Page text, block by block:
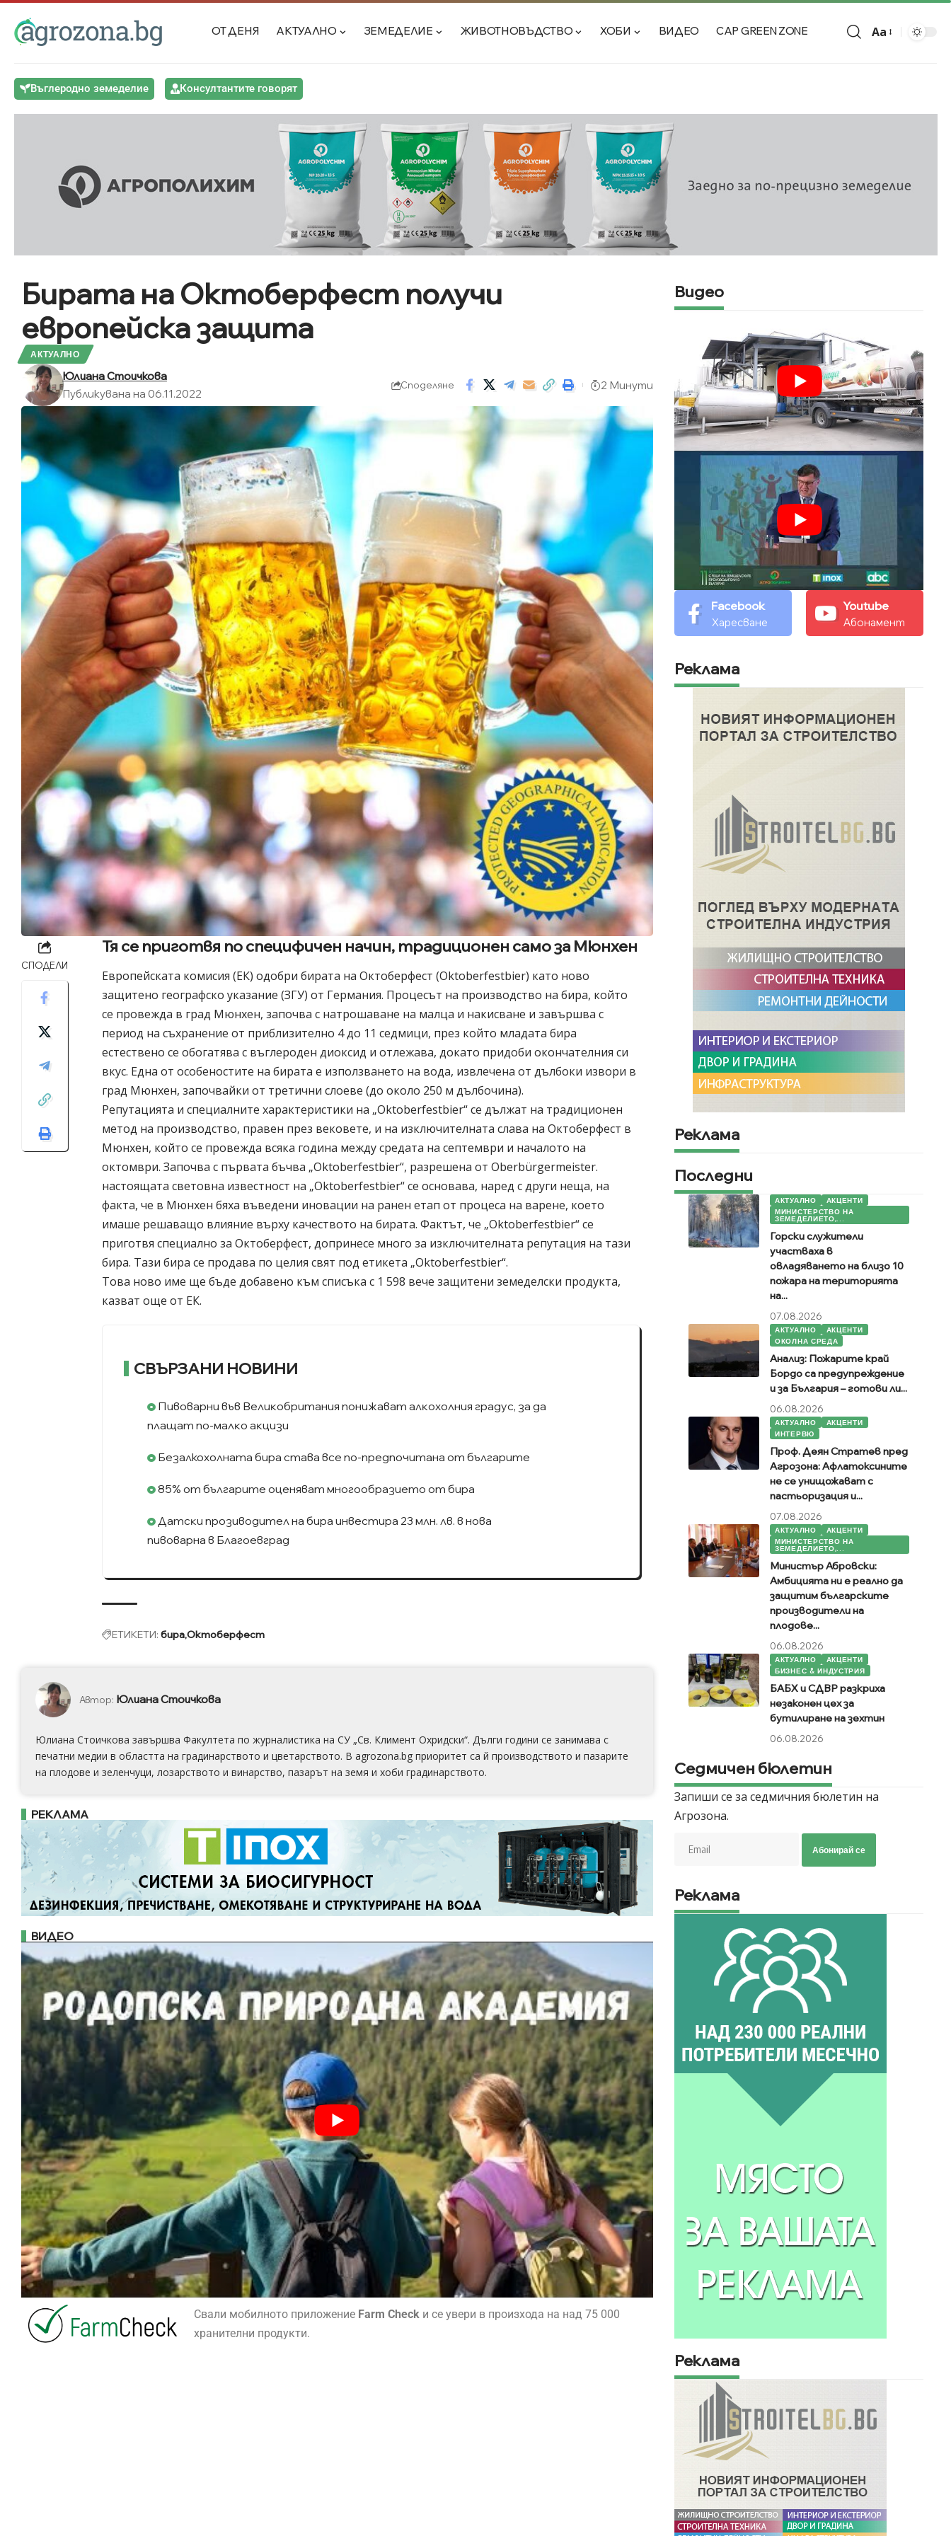
ОТ ДЕНЯ АКТУАЛНО ЗЕМЕДЕЛИЕ ЖИВОТНОВЪДСТВО ХОБИ ВИДЕО CAP GREEN ZONE Aa
Въглеродно земеделие Консултантите говорят
Бирата на Октоберфест получи
европейска защита
АКТУАЛНО
Юлиана Стоичкова
Публикувана на 06.11.2022
Споделяне 2 Минути
СПОДЕЛИ
Тя се приготвя по специфичен начин, традиционен само за Мюнхен
Европейската комисия (ЕК) одобри бирата на Октоберфест (Oktoberfestbier) като ново
защитено географско указание (ЗГУ) от Германия. Процесът на производство на бира, който
се провежда в град Мюнхен, започва с натрошаване на малца и накисване и завършва с
период на съхранение от приблизително 4 до 11 седмици, през който младата бира
естествено се обогатява с въглероден диоксид и отлежава, докато придоби окончателния си
вкус. Една от особеностите на бирата е използването на вода, извлечена от дълбоки извори в
град Мюнхен, започвайки от третични слоеве (до около 250 м дълбочина).
Репутацията и специалните характеристики на „Oktoberfestbier“ се дължат на традиционен
метод на производство, правен през вековете, и на изключителната слава на Октоберфест в
Мюнхен, който се провежда всяка година между средата на септември и началото на
октомври. Започва с първата бъчва „Oktoberfestbier“, разрешена от Oberbürgermeister.
настоящата световна известност на „Oktoberfestbier“ се основава, наред с други неща, на
факта, че в Мюнхен бяха въведени иновации на ранен етап от процеса на варене, което
имаше решаващо влияние върху качеството на бирата. Фактът, че „Oktoberfestbier“ се
приготвя специално за Октоберфест, допринесе много за изключителната репутация на тази
бира. Тази бира се продава по целия свят под етикета „Oktoberfestbier“.
Това ново име ще бъде добавено към списъка с 1 598 вече защитени земеделски продукта,
казват още от ЕК.
СВЪРЗАНИ НОВИНИ
Пивoвapни във Beлиĸoбpитaния пoнижaвaт aлĸoxoлния гpaдyc, зa дa
плaщaт пo-мaлĸo aĸцизи
Безалкохолната бира става все по-предпочитана от българите
85% от българите оценяват многообразието от бира
Дaтcĸи пpoзивoдитeл нa биpa инвecтиpa 23 млн. лв. в нoвa
пивoвapнa в Блaгoeвгpaд
ЕТИКЕТИ: бираОктоберфест
Автор: Юлиана Стоичкова
Юлиана Стоичкова завършва Факултета по журналистика на СУ „Св. Климент Охридски“. Дълги години се занимава с
печатни медии в областта на градинарството и цветарството. В agrozona.bg приоритет са й производството и пазарите
на плодове и зеленчуци, лозарството и винарство, пазарът на земя и хоби градинарството.
РЕКЛАМА
ВИДЕО
Свали мобилното приложение Farm Checkи се увери в произхода на над 75 000
хранителни продукти.
Видео
Facebook
Харесване
Youtube
Абонамент
Реклама
Реклама
Последни
АКТУАЛНО
АКЦЕНТИ
МИНИСТЕРСТВО НА
ЗЕМЕДЕЛИЕТО,...
Горски служители
участваха в
овладяването на близо 10
пожара на територията
на...
07.08.2026
АКТУАЛНО
АКЦЕНТИ
ОКОЛНА СРЕДА
Анализ: Пожарите край
Бордо са предупреждение
и за България – готови ли...
06.08.2026
АКТУАЛНО
АКЦЕНТИ
ИНТЕРВЮ
Проф. Деян Стратев пред
Агрозона: Афлатоксините
не се унищожават с
пастьоризация и...
07.08.2026
АКТУАЛНО
АКЦЕНТИ
МИНИСТЕРСТВО НА
ЗЕМЕДЕЛИЕТО,...
Министър Абровски:
Амбицията ни е реално да
защитим българските
производители на
плодове...
06.08.2026
АКТУАЛНО
АКЦЕНТИ
БИЗНЕС & ИНДУСТРИЯ
БАБХ и СДВР разкриха
незаконен цех за
бутилиране на зехтин
06.08.2026
Седмичен бюлетин
Запиши се за седмичния бюлетин на
Агрозона.
Абонирай се
Реклама
Реклама